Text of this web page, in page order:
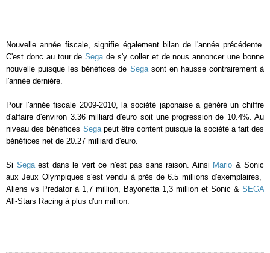
Nouvelle année fiscale, signifie également bilan de l'année précédente.
C'est donc au tour deSegade s'y coller et de nous annoncer une bonne
nouvelle puisque les bénéfices de Segasont en hausse contrairement à
l'année dernière.
Pour l'année fiscale 2009-2010, la société japonaise a généré un chiffre
d'affaire d'environ 3.36 milliard d'euro soit une progression de 10.4%. Au
niveau des bénéfices Segapeut être content puisque la société a fait des
bénéfices net de 20.27 milliard d'euro.
Si Segaest dans le vert ce n'est pas sans raison. Ainsi Mario & Sonic
aux Jeux Olympiques s'est vendu à près de 6.5 millions d'exemplaires,
Aliens vs Predatorà 1,7 million, Bayonetta1,3 million et Sonic & SEGA
All-Stars Racing à plus d'un million.